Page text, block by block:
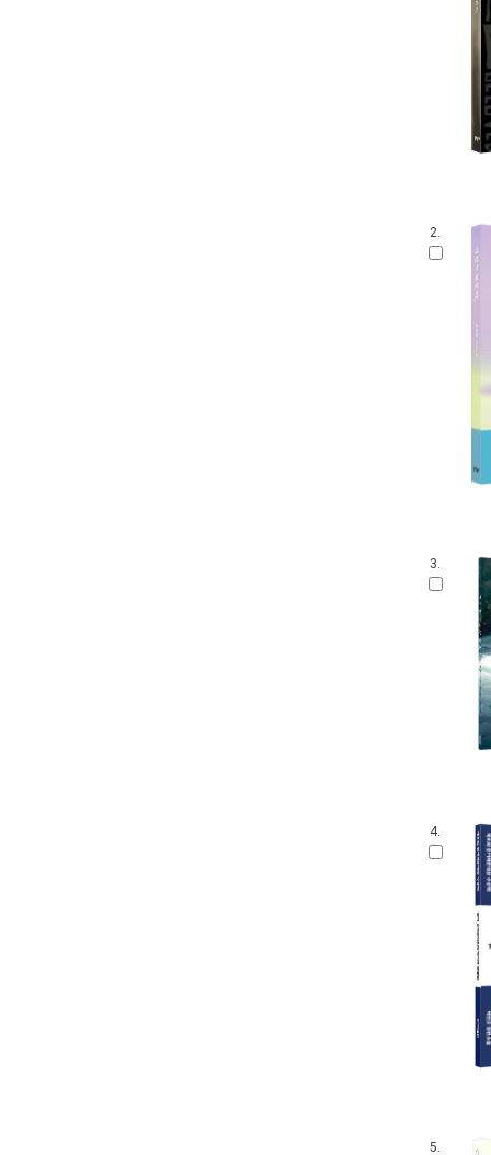
2.
3.
4.
5.